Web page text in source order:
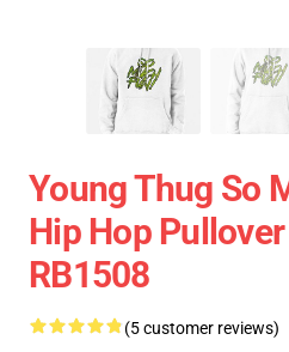
Young Thug So
Hip Hop
RB1508
(5 customer reviews)